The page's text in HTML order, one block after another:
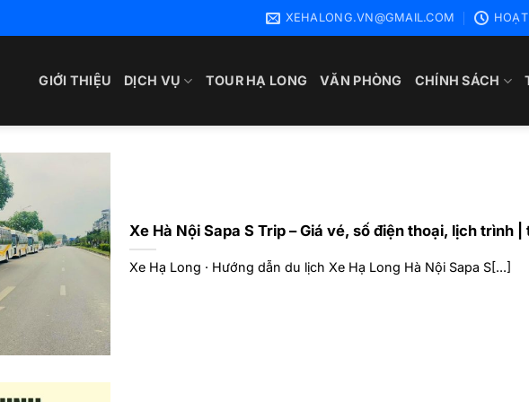
XEHALONG.VN@GMAIL.COM
GIỚI THIỆU DỊCH VỤ TOUR HẠ LONG VĂN PHÒNG CHÍNH SÁCH
Xe Hà Nội Sapa S Trip – Giá vé, số điện thoại, lịch trình
Xe Hạ Long · Hướng dẫn du lịch Xe Hạ Long Hà Nội Sapa S[...]